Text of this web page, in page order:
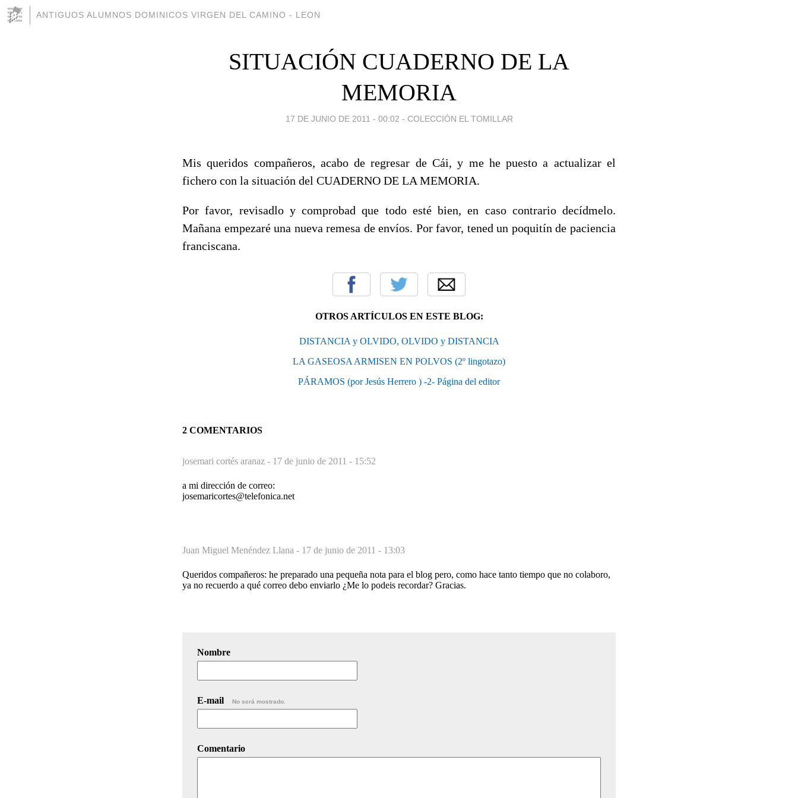
ANTIGUOS ALUMNOS DOMINICOS VIRGEN DEL CAMINO - LEON
SITUACIÓN CUADERNO DE LA
MEMORIA
17 DE JUNIO DE 2011 - 00:02 - COLECCIÓN EL TOMILLAR
Mis queridos compañeros, acabo de regresar de Cái, y me he puesto a actualizar el
fichero con la situación del CUADERNO DE LA MEMORIA.
Por favor, revisadlo y comprobad que todo esté bien, en caso contrario decídmelo.
Mañana empezaré una nueva remesa de envíos. Por favor, tened un poquitín de paciencia
franciscana.
OTROS ARTÍCULOS EN ESTE BLOG:
DISTANCIA y OLVIDO, OLVIDO y DISTANCIA
LA GASEOSA ARMISEN EN POLVOS (2º lingotazo)
PÁRAMOS (por Jesús Herrero ) -2- Página del editor
2 COMENTARIOS
josemari cortés aranaz - 17 de junio de 2011 - 15:52
a mi dirección de correo:
josemaricortes@telefonica.net
Juan Miguel Menéndez Llana - 17 de junio de 2011 - 13:03
Queridos compañeros: he preparado una pequeña nota para el blog pero, como hace tanto tiempo que no colaboro,
ya no recuerdo a qué correo debo enviarlo ¿Me lo podeis recordar? Gracias.
Nombre
E-mail No será mostrado.
Comentario